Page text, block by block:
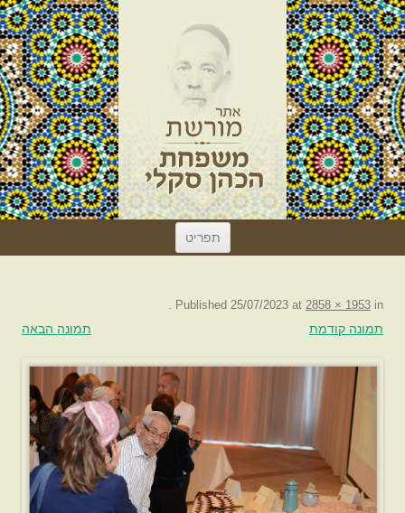
תפריט
Published 25/07/2023 at 2858 × 1953 in
.
תמונה קודמת תמונה הבאה